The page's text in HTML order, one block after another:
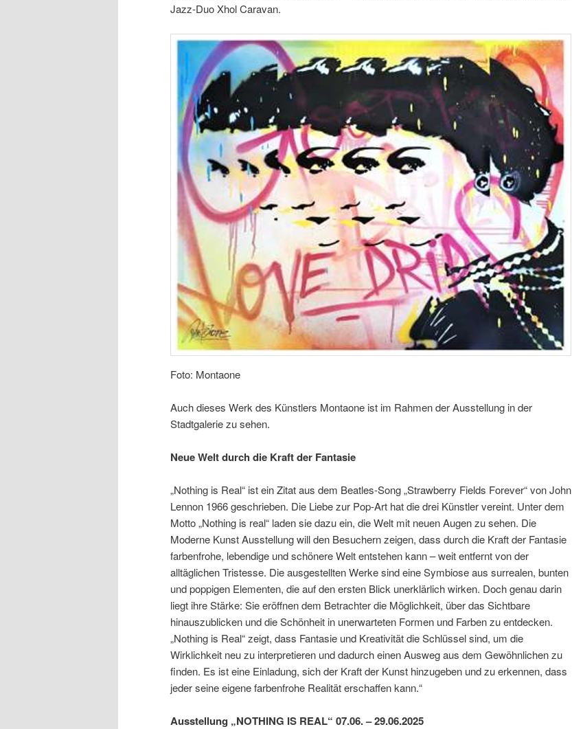
Jazz-Duo Xhol Caravan.
Foto: Montaone
Auch dieses Werk des Künstlers Montaone ist im Rahmen der Ausstellung in der
Stadtgalerie zu sehen.
Neue Welt durch die Kraft der Fantasie
„Nothing is Real“ ist ein Zitat aus dem Beatles-Song „Strawberry Fields Forever“ von John
Lennon 1966 geschrieben. Die Liebe zur Pop-Art hat die drei Künstler vereint. Unter dem
Motto „Nothing is real“ laden sie dazu ein, die Welt mit neuen Augen zu sehen. Die
Moderne Kunst Ausstellung will den Besuchern zeigen, dass durch die Kraft der Fantasie
farbenfrohe, lebendige und schönere Welt entstehen kann – weit entfernt von der
alltäglichen Tristesse. Die ausgestellten Werke sind eine Symbiose aus surrealen, bunten
und poppigen Elementen, die auf den ersten Blick unerklärlich wirken. Doch genau darin
liegt ihre Stärke: Sie eröffnen dem Betrachter die Möglichkeit, über das Sichtbare
hinauszublicken und die Schönheit in unerwarteten Formen und Farben zu entdecken.
„Nothing is Real“ zeigt, dass Fantasie und Kreativität die Schlüssel sind, um die
Wirklichkeit neu zu interpretieren und dadurch einen Ausweg aus dem Gewöhnlichen zu
finden. Es ist eine Einladung, sich der Kraft der Kunst hinzugeben und zu erkennen, dass
jeder seine eigene farbenfrohe Realität erschaffen kann.“
Ausstellung „NOTHING IS REAL“ 07.06. – 29.06.2025